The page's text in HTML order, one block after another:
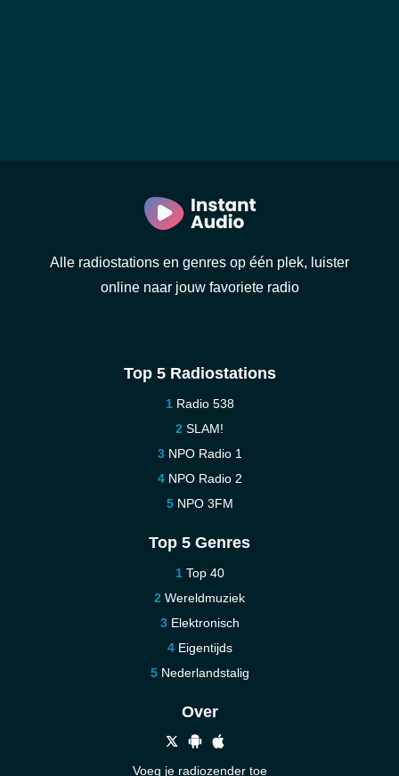
Alle radiostations en genres op één plek, luister
online naar jouw favoriete radio
Top 5 Radiostations
Radio 538
SLAM!
NPO Radio 1
NPO Radio 2
NPO 3FM
Top 5 Genres
Top 40
Wereldmuziek
Elektronisch
Eigentijds
Nederlandstalig
Over
Voeg je radiozender toe